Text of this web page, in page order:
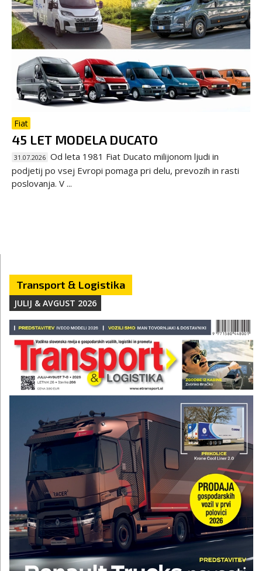
Fiat
45 LET MODELA DUCATO
31.07.2026 Od leta 1981 Fiat Ducato milijonom ljudi in
podjetij po vsej Evropi pomaga pri delu, prevozih in rasti
poslovanja. V ...
Transport & Logistika
JULIJ & AVGUST 2026